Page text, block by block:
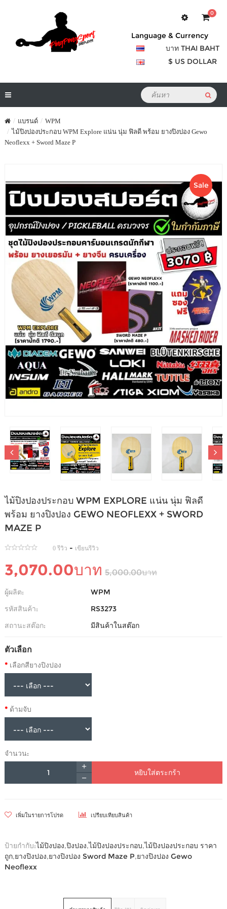
0
Language & Currency
บาท THAI BAHT
$ US DOLLAR
แบรนด์
WPM
ไม้ปิงปองประกอบ WPM Explore แน่น นุ่ม ฟิลดี พร้อม ยางปิงปอง Gewo
Neoflexx + Sword Maze P
Sale
ไม้ปิงปองประกอบ WPM EXPLORE แน่น นุ่ม ฟิลดี
พร้อม ยางปิงปอง GEWO NEOFLEXX + SWORD
MAZE P
0 รีวิว - เขียนรีวิว
3,070.00บาท 5,000.00บาท
ผู้ผลิต:
WPM
รหัสสินค้า:
RS3273
สถานะสต๊อก:
มีสินค้าในสต๊อก
ตัวเลือก
เลือกสียางปิงปอง
ด้ามจับ
จำนวน:
หยิบใส่ตระกร้า
เพิ่มในรายการโปรด เปรียบเทียบสินค้า
ป้ายกำกับ:ไม้ปิงปอง,ปิงปอง,ไม้ปิงปองประกอบ,ไม้ปิงปองประกอบ ราคา
ถูก,ยางปิงปอง,ยางปิงปอง Sword Maze P,ยางปิงปอง Gewo
Neoflexx